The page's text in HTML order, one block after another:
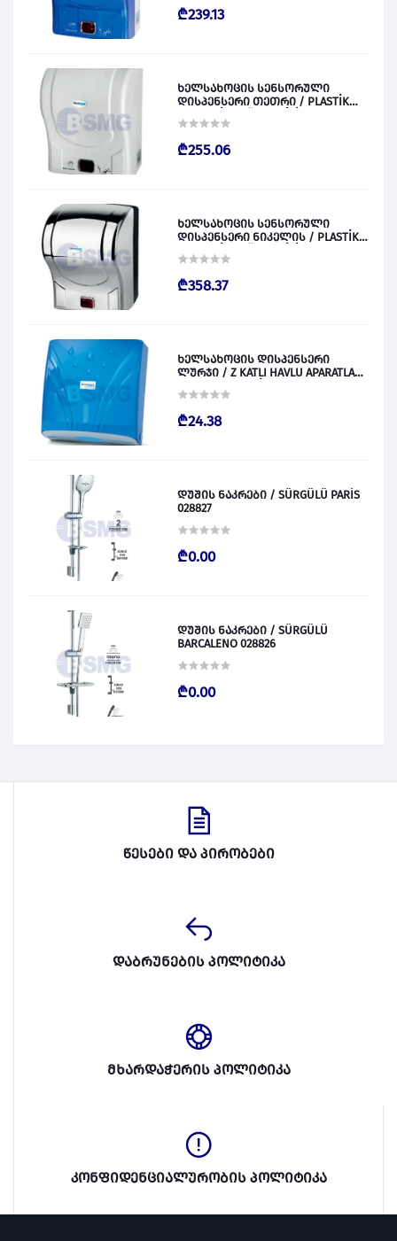
₾239.13
ხელსახოცის სენსორული
დისპენსერი თეთრი / PLASTİK
028829
₾255.06
ხელსახოცის სენსორული
დისპენსერი ნიკელის / PLASTİK
028830
₾358.37
ხელსახოცის დისპენსერი
ლურჯი / Z KATLI HAVLU APARATLARI
₾24.38
დუშის ნაკრები / SÜRGÜLÜ PARİS
028827
₾0.00
დუშის ნაკრები / SÜRGÜLÜ
BARCALENO 028826
₾0.00
წესები და პირობები
დაბრუნების პოლიტიკა
მხარდაჭერის პოლიტიკა
კონფიდენციალურობის პოლიტიკა